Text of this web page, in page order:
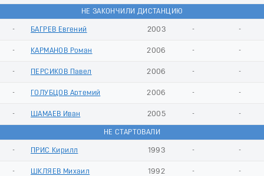
НЕ ЗАКОНЧИЛИ ДИСТАНЦИЮ
- БАГРЕВ Евгений 2003 - -
- КАРМАНОВ Роман 2006 - -
- ПЕРСИКОВ Павел 2006 - -
- ГОЛУБЦОВ Артемий 2006 - -
- ШАМАЕВ Иван 2005 - -
НЕ СТАРТОВАЛИ
- ПРИС Кирилл 1993 - -
- ШКЛЯЕВ Михаил 1992 - -